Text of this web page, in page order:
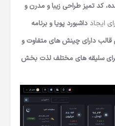
کد تمیز طراحی زیبا و مدرن و
ایجاد داشبورد پویا و برنامه
قالب دارای چینش های متفاوت و
برای سلیقه های مختلف لذت بخش